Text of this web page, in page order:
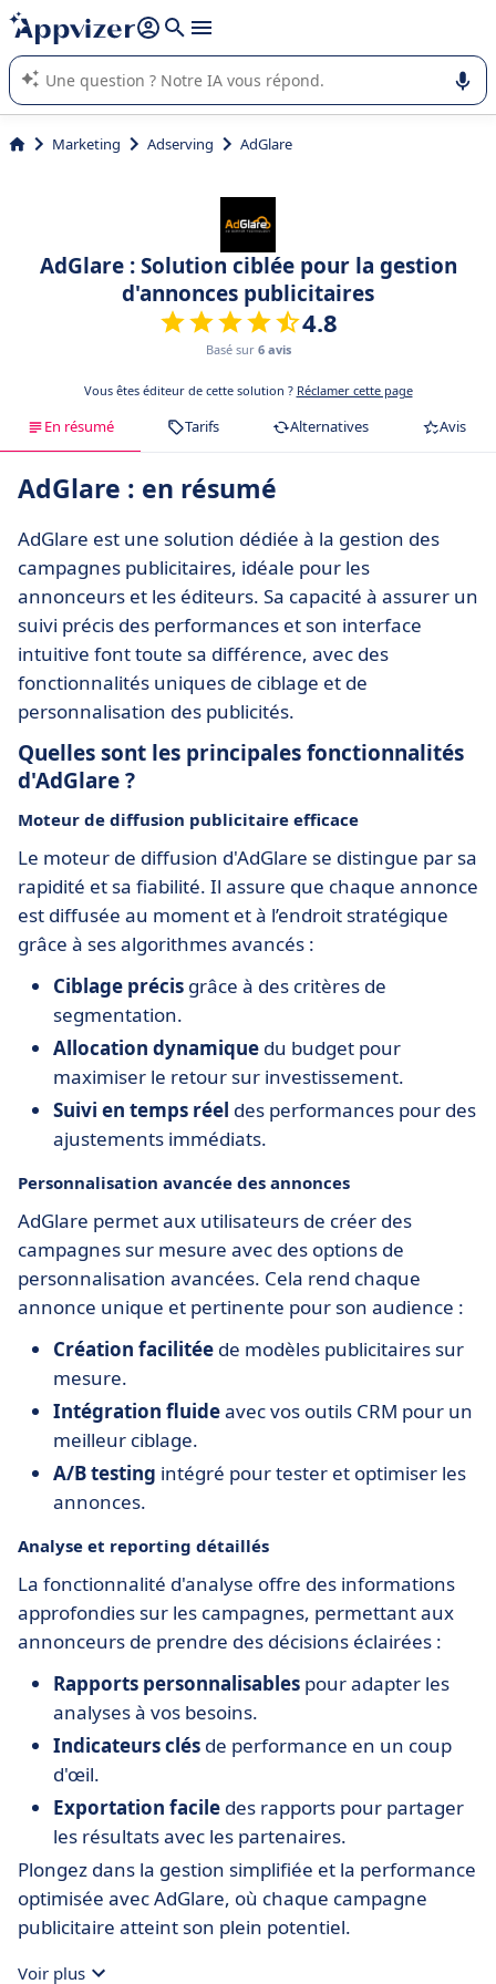
répondre (plusieurs lignes avec
L'IA de Appvizer vous guide dans l'utilisation ou la sélection de
logiciel SaaS en entreprise.
Marketing Adserving AdGlare
AdGlare : Solution ciblée pour la gestion
d'annonces publicitaires
4.8
Basé sur 6 avis
Vous êtes éditeur de cette solution ? Réclamer cette page
En résumé Tarifs Alternatives Avis
AdGlare : en résumé
AdGlare est une solution dédiée à la gestion des
campagnes publicitaires, idéale pour les
annonceurs et les éditeurs. Sa capacité à assurer un
suivi précis des performances et son interface
intuitive font toute sa différence, avec des
fonctionnalités uniques de ciblage et de
personnalisation des publicités.
Quelles sont les principales fonctionnalités
d'AdGlare ?
Moteur de diffusion publicitaire efficace
Le moteur de diffusion d'AdGlare se distingue par sa
rapidité et sa fiabilité. Il assure que chaque annonce
est diffusée au moment et à l’endroit stratégique
grâce à ses algorithmes avancés :
Ciblage précis grâce à des critères de
segmentation.
Allocation dynamique du budget pour
maximiser le retour sur investissement.
Suivi en temps réel des performances pour des
ajustements immédiats.
Personnalisation avancée des annonces
AdGlare permet aux utilisateurs de créer des
campagnes sur mesure avec des options de
personnalisation avancées. Cela rend chaque
annonce unique et pertinente pour son audience :
Création facilitée de modèles publicitaires sur
mesure.
Intégration fluideavec vos outils CRM pour un
meilleur ciblage.
A/B testing intégré pour tester et optimiser les
annonces.
Analyse et reporting détaillés
La fonctionnalité d'analyse offre des informations
approfondies sur les campagnes, permettant aux
annonceurs de prendre des décisions éclairées :
Rapports personnalisables pour adapter les
analyses à vos besoins.
Indicateurs clés de performance en un coup
d'œil.
Exportation facile des rapports pour partager
les résultats avec les partenaires.
Plongez dans la gestion simplifiée et la performance
optimisée avec AdGlare, où chaque campagne
publicitaire atteint son plein potentiel.
Voir plus